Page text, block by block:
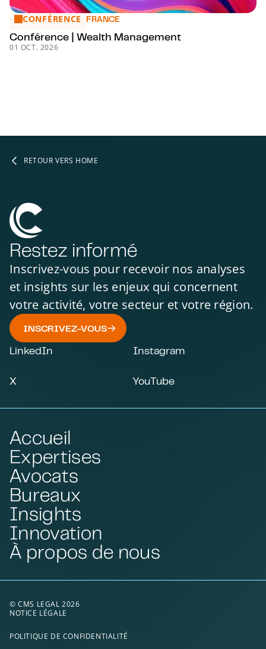
Conférence | Wealth Management
CONFÉRENCE FRANCE
Conférence | Wealth Management
01 OCT. 2026
RETOUR VERS HOME
Restez informé
Inscrivez-vous pour recevoir nos analyses
et insights sur les enjeux qui concernent
votre activité, votre secteur et votre région.
INSCRIVEZ-VOUS
LinkedIn Instagram
X YouTube
Accueil
Expertises
Avocats
Bureaux
Insights
Innovation
À propos de nous
© CMS LEGAL 2026
NOTICE LÉGALE
POLITIQUE DE CONFIDENTIALITÉ